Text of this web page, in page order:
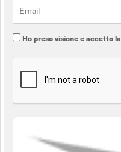
Ho preso visione e accetto la